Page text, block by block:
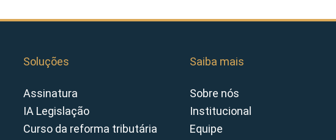
Soluções
Assinatura
IA Legislação
Curso da reforma tributária
Saiba mais
Sobre nós
Institucional
Equipe